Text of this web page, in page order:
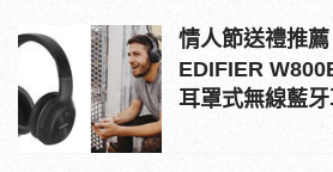
情人節送禮推薦
EDIFIER
耳罩式無線藍